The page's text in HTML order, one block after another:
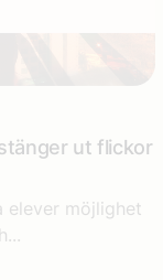
ut flickor
elever möjlighet